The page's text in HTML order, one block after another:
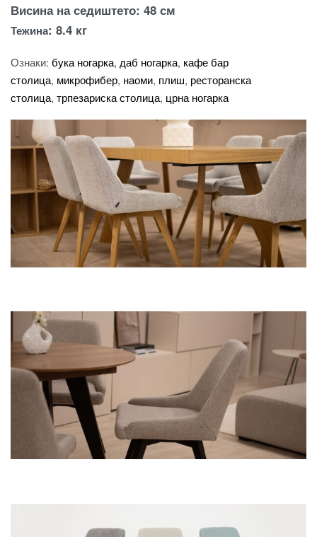
Висина на седиштето: 48 см
Тежина: 8.4 кг
Ознаки: бука ногарка, даб ногарка, кафе бар
столица, микрофибер, наоми, плиш, ресторанска
столица, трпезариска столица, црна ногарка